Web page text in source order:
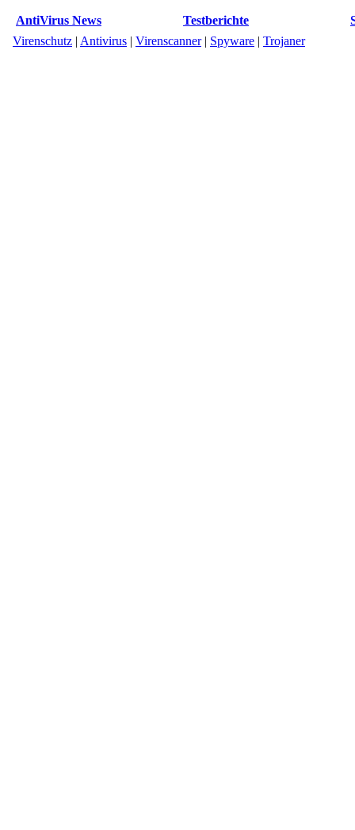
AntiVirus News Testberichte
Virenschutz | Antivirus | Virenscanner| Spyware | Trojaner